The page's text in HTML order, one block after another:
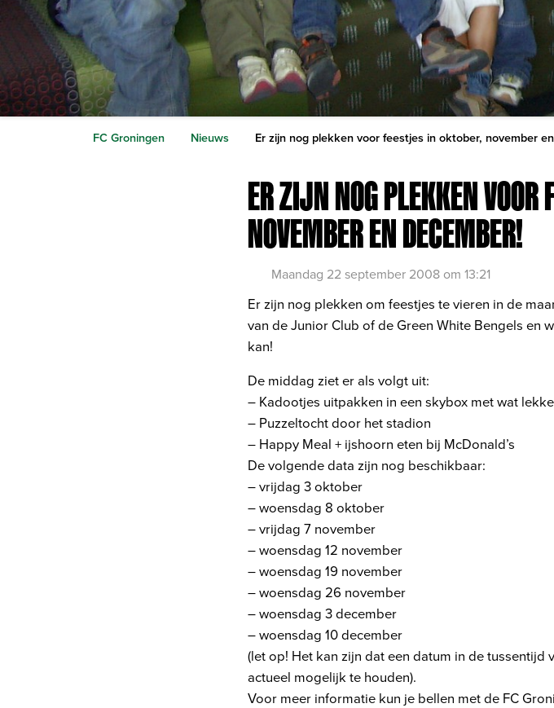
FC Groningen Nieuws Er zijn nog plekken voor feestjes in oktober, november
ER ZIJN NOG PLEKKEN VOOR
NOVEMBER EN DECEMBER!
Maandag 22 september 2008 om 13:21
Er zijn nog plekken om feestjes te vieren in de
van de Junior Club of de Green White Bengels en
kan!
De middag ziet er als volgt uit:
– Kadootjes uitpakken in een skybox met wat
– Puzzeltocht door het stadion
– Happy Meal + ijshoorn eten bij McDonald’s
De volgende data zijn nog beschikbaar:
– vrijdag 3 oktober
– woensdag 8 oktober
– vrijdag 7 november
– woensdag 12 november
– woensdag 19 november
– woensdag 26 november
– woensdag 3 december
– woensdag 10 december
(let op! Het kan zijn dat een datum in de
actueel mogelijk te houden).
Voor meer informatie kun je bellen met de FC